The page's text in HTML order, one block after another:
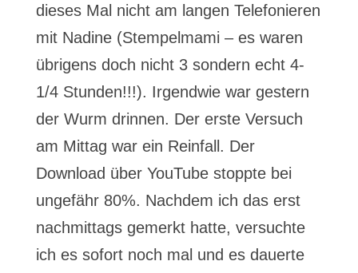
dieses Mal nicht am langen Telefonieren
mit Nadine (Stempelmami – es waren
übrigens doch nicht 3 sondern echt 4-
1/4 Stunden!!!). Irgendwie war gestern
der Wurm drinnen. Der erste Versuch
am Mittag war ein Reinfall. Der
Download über YouTube stoppte bei
ungefähr 80%. Nachdem ich das erst
nachmittags gemerkt hatte, versuchte
ich es sofort noch mal und es dauerte